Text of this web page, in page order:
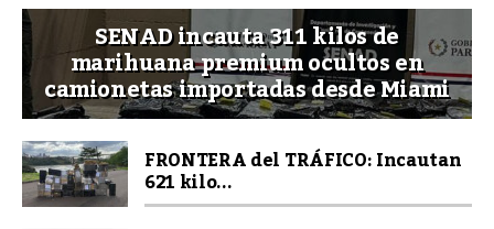
SENAD incauta 311 kilos de
marihuana premium ocultos en
camionetas importadas desde Miami
FRONTERA del TRÁFICO: Incautan
621 kilo...